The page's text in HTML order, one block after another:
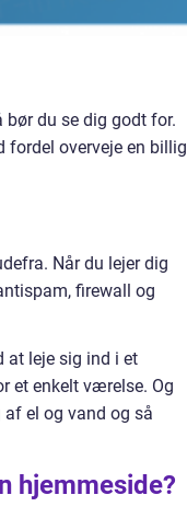
du se dig godt for.
fordel overveje en billig
Når du lejer dig
firewall og
at leje sig ind i et
et enkelt værelse. Og
el og vand og så
hjemmeside?